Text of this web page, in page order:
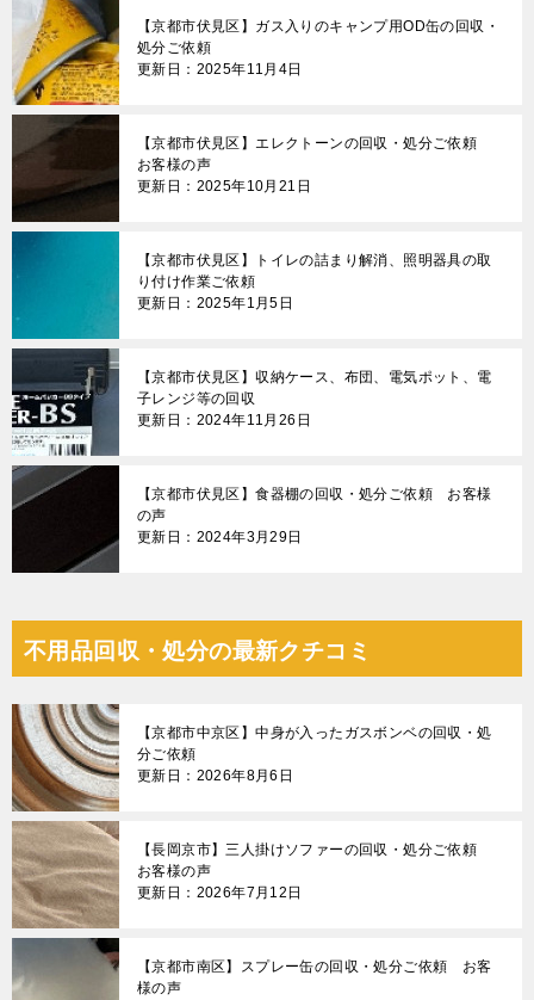
【京都市伏見区】ガス入りのキャンプ用OD缶の回収・
処分ご依頼
更新日：2025年11月4日
【京都市伏見区】エレクトーンの回収・処分ご依頼
お客様の声
更新日：2025年10月21日
【京都市伏見区】トイレの詰まり解消、照明器具の取
り付け作業ご依頼
更新日：2025年1月5日
【京都市伏見区】収納ケース、布団、電気ポット、電
子レンジ等の回収
更新日：2024年11月26日
【京都市伏見区】食器棚の回収・処分ご依頼 お客様
の声
更新日：2024年3月29日
不用品回収・処分の最新クチコミ
【京都市中京区】中身が入ったガスボンベの回収・処
分ご依頼
更新日：2026年8月6日
【長岡京市】三人掛けソファーの回収・処分ご依頼
お客様の声
更新日：2026年7月12日
【京都市南区】スプレー缶の回収・処分ご依頼 お客
様の声